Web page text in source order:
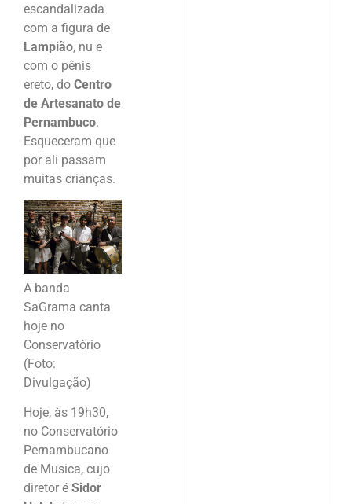
escandalizada
com a figura de
Lampião, nu e
com o pênis
ereto, do Centro
de Artesanato de
Pernambuco.
Esqueceram que
por ali passam
muitas crianças.
A banda
SaGrama canta
hoje no
Conservatório
(Foto:
Divulgação)
Hoje, às 19h30,
no Conservatório
Pernambucano
de Musica, cujo
diretor é Sidor